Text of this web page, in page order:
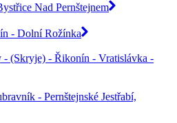
Nad Pernštejnem
- Dolní Rožínka
(Skryje) - Řikonín - Vratislávka -
- Pernštejnské Jestřabí,